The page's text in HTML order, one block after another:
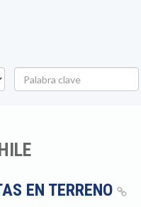
Palabra
clave
EN TERRENO